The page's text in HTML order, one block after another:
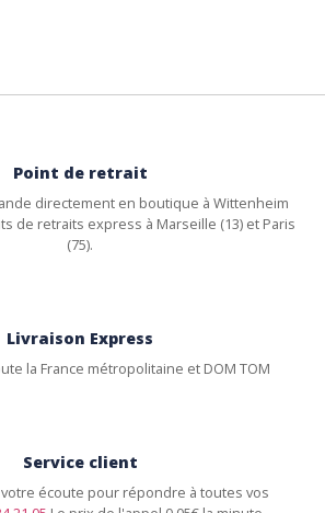
Point de retrait
directement en boutique à Wittenheim
de retraits express à Marseille (13) et Paris
(75).
Livraison Express
la France métropolitaine et DOM TOM
Service client
écoute pour répondre à toutes vos